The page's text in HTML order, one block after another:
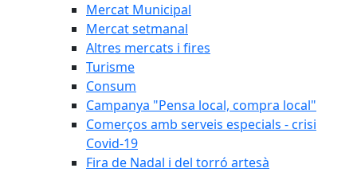
Mercat Municipal
Mercat setmanal
Altres mercats i fires
Turisme
Consum
Campanya "Pensa local, compra local"
Comerços amb serveis especials - crisi
Covid-19
Fira de Nadal i del torró artesà